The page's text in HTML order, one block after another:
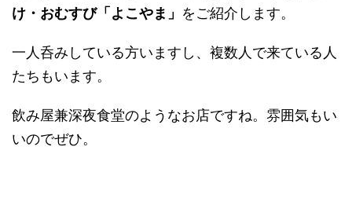
け・おむすび「よこやま」 をご紹介します。
一人呑みしている方いますし、複数人で来ている人
たちもいます。
飲み屋兼深夜食堂のようなお店ですね。雰囲気もい
いのでぜひ。